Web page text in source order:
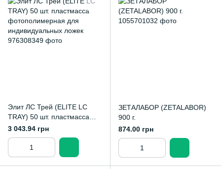
Элит ЛС Трей (ELITE LC
TRAY) 50 шт. пластмасса
фотополимерная для
индивидуальных ложек
3 043.94 грн
ЗЕТАЛАБОР (ZETALABOR)
900 г.
874.00 грн